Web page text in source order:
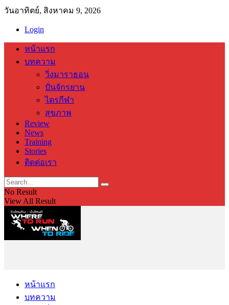
วันอาทิตย์, สิงหาคม 9, 2026
Login
หน้าแรก
บทความ
วิ่งมาราธอน
ปั่นจักรยาน
ไตรกีฬา
สุขภาพ
Review
News
Training
Stories
ติดต่อเรา
No Result
View All Result
หน้าแรก
บทความ